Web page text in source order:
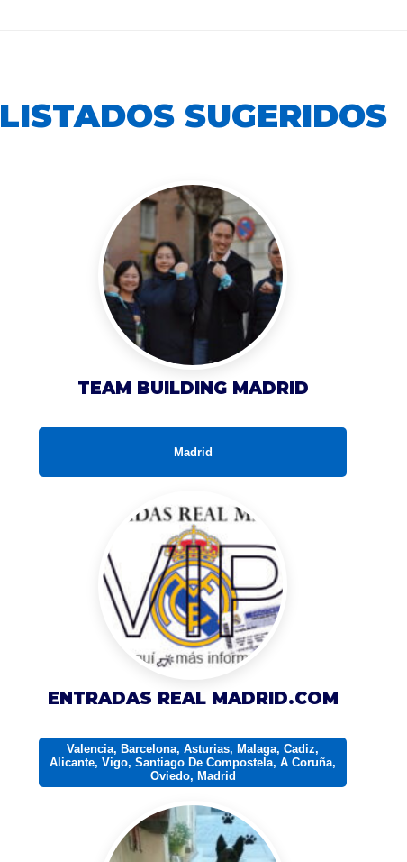
LISTADOS SUGERIDOS
TEAM BUILDING MADRID
Madrid
ENTRADAS REAL MADRID.COM
Valencia, Barcelona, Asturias, Malaga, Cadiz,
Alicante, Vigo, Santiago De Compostela, A Coruña,
Oviedo, Madrid